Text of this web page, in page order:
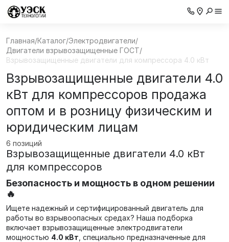
Главная/Каталог/Электродвигатели/
Двигатели взрывозащищенные ГОСТ/
Взрывозащищенные двигатели для компрессора 4.0 кВт
Взрывозащищенные двигатели 4.0
кВт для компрессоров продажа
оптом и в розницу физическим и
юридическим лицам
6 позиций
Взрывозащищенные двигатели 4.0 кВт
для компрессоров
Безопасность и мощность в одном решении
🔥
Ищете надежный и сертифицированный двигатель для
работы во взрывоопасных средах? Наша подборка
включает взрывозащищенные электродвигатели
мощностью 4.0 кВт , специально предназначенные для